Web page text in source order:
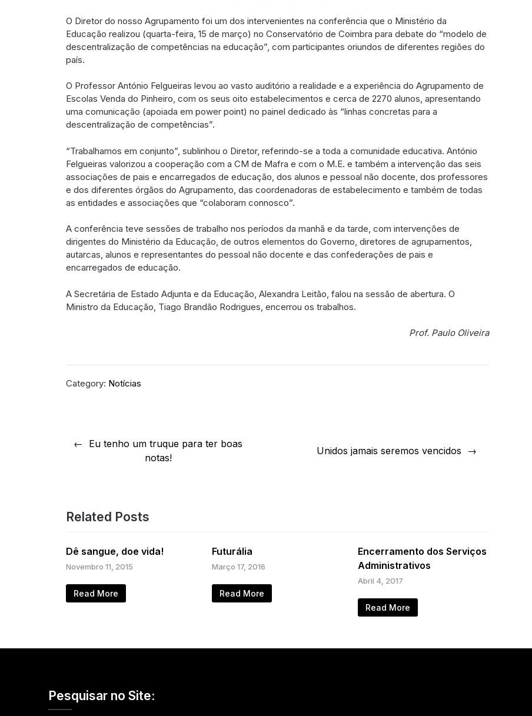
O Diretor do nosso Agrupamento foi um dos intervenientes na conferência que o Ministério da
Educação realizou (quarta-feira, 15 de março) no Conservatório de Coimbra para debate do “modelo de
descentralização de competências na educação”, com participantes oriundos de diferentes regiões do
país.
O Professor António Felgueiras levou ao vasto auditório a realidade e a experiência do Agrupamento de
Escolas Venda do Pinheiro, com os seus oito estabelecimentos e cerca de 2270 alunos, apresentando
uma comunicação (apoiada em power point) no painel dedicado às “linhas concretas para a
descentralização de competências”.
“Trabalhamos em conjunto”, sublinhou o Diretor, referindo-se a toda a comunidade educativa. António
Felgueiras valorizou a cooperação com a CM de Mafra e com o M.E. e também a intervenção das seis
associações de pais e encarregados de educação, dos alunos e pessoal não docente, dos professores
e dos diferentes órgãos do Agrupamento, das coordenadoras de estabelecimento e também de todas
as entidades e associações que “colaboram connosco”.
A conferência teve sessões de trabalho nos períodos da manhã e da tarde, com intervenções de
dirigentes do Ministério da Educação, de outros elementos do Governo, diretores de agrupamentos,
autarcas, alunos e representantes do pessoal não docente e das confederações de pais e
encarregados de educação.
A Secretária de Estado Adjunta e da Educação, Alexandra Leitão, falou na sessão de abertura. O
Ministro da Educação, Tiago Brandão Rodrigues, encerrou os trabalhos.
Prof. Paulo Oliveira
Category: Notícias
Eu tenho um truque para ter boas
notas!
Unidos jamais seremos vencidos
Related Posts
Dê sangue, doe vida!
Novembro 11, 2015
Read More
Futurália
Março 17, 2016
Read More
Encerramento dos Serviços
Administrativos
Abril 4, 2017
Read More
Pesquisar no Site: